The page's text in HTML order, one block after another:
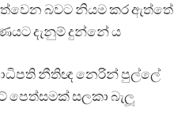
බවට නියම කර ඇත්තේ
දැනුම් දුන්නේ ය
නීතිඥ නෙරින් පුල්ලේ
පෙත්සමක් සලකා බැලූ